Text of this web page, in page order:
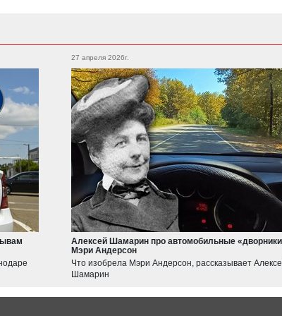
27 апреля 2026г.
Алексей Шамарин про автомобильные
Мэри Андерсон
Что изобрела Мэри Андерсон, рассказывает
Шамарин